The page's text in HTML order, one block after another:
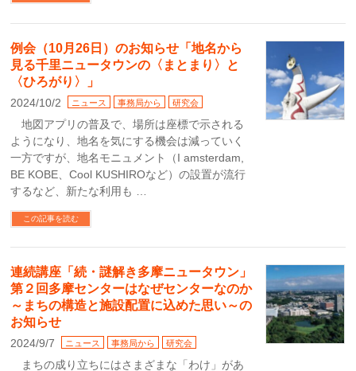
例会（10月26日）のお知らせ「地名から
見る千里ニュータウンの〈まとまり〉と
〈ひろがり〉」
2024/10/2 ニュース 事務局から 研究会
地図アプリの普及で、場所は座標で示される
ようになり、地名を気にする機会は減っていく
一方ですが、地名モニュメント（I amsterdam,
BE KOBE、Cool KUSHIROなど）の設置が流行
するなど、新たな利用も …
この記事を読む
連続講座「続・謎解き多摩ニュータウン」
第２回多摩センターはなぜセンターなのか
～まちの構造と施設配置に込めた思い～の
お知らせ
2024/9/7 ニュース 事務局から 研究会
まちの成り立ちにはさまざまな「わけ」があ